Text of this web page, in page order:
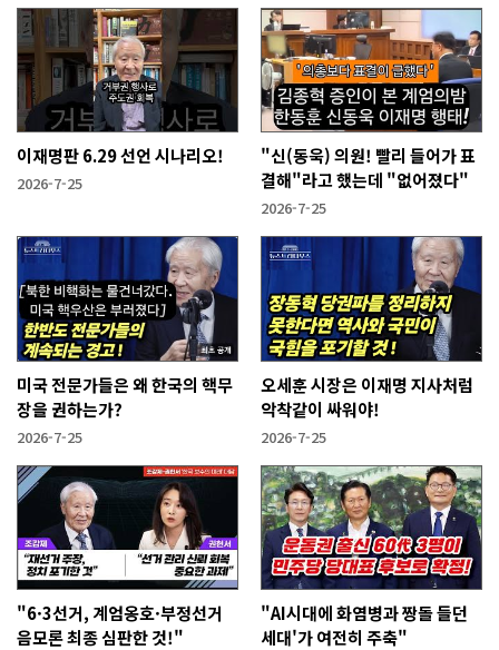
이재명판 6.29 선언 시나리오!
2026-7-25
"신(동욱) 의원! 빨리 들어가 표
결해"라고 했는데 "없어졌다"
2026-7-25
미국 전문가들은 왜 한국의 핵무
장을 권하는가?
2026-7-25
오세훈 시장은 이재명 지사처럼
악착같이 싸워야!
2026-7-25
"6·3선거, 계엄옹호·부정선거
음모론 최종 심판한 것!"
"AI시대에 화염병과 짱돌 들던
세대'가 여전히 주축"